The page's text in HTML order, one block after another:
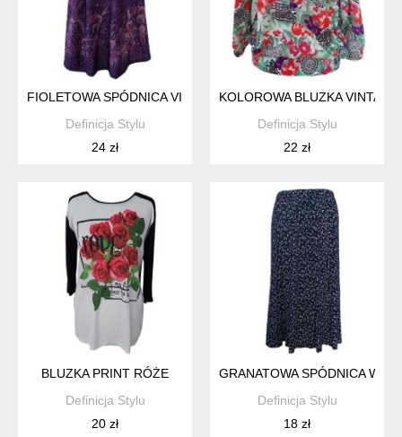
FIOLETOWA SPÓDNICA VINTAGE
Definicja Stylu
24 zł
KOLOROWA BLUZKA VINTAGE
Definicja Stylu
22 zł
BLUZKA PRINT RÓŻE
Definicja Stylu
20 zł
GRANATOWA SPÓDNICA W
Definicja Stylu
18 zł